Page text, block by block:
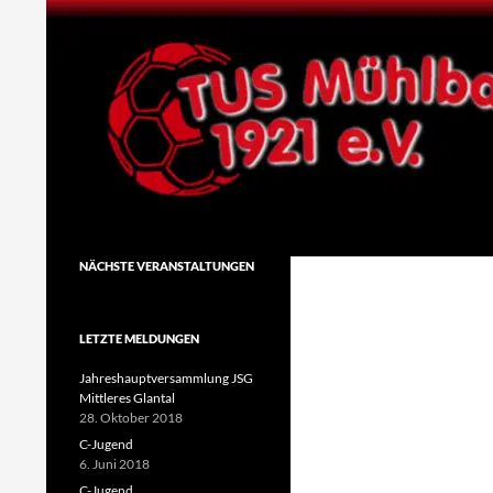
NÄCHSTE VERANSTALTUNGEN
LETZTE MELDUNGEN
Jahreshauptversammlung JSG
Mittleres Glantal
28. Oktober 2018
C-Jugend
6. Juni 2018